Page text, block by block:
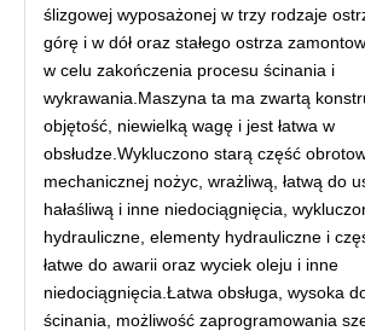
ślizgowej wyposażonej w trzy rodzaje
górę i w dół oraz stałego ostrza
w celu zakończenia procesu ścinania i
wykrawania.Maszyna ta ma zwartą
objętość, niewielką wagę i jest łatwa w
obsłudze.Wykluczono starą część
mechanicznej nożyc, wrażliwą, łatwą do
hałaśliwą i inne niedociągnięcia,
hydrauliczne, elementy hydrauliczne i
łatwe do awarii oraz wyciek oleju i inne
niedociągnięcia.Łatwa obsługa, wysoka
ścinania, możliwość zaprogramowania